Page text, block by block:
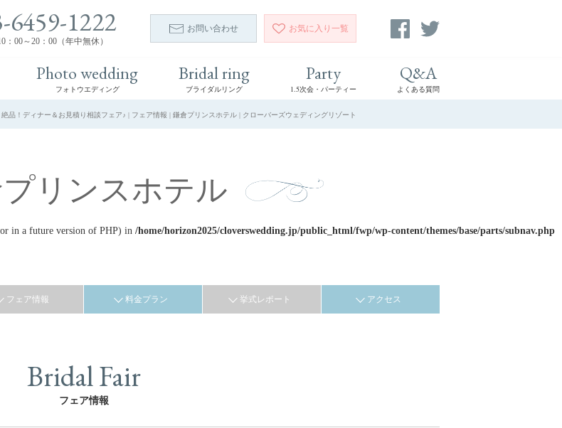
6459-1222
00～20：00（年中無休）
お問い合わせ お気に入り 一覧
Photo wedding
フォトウエディング
Bridal ring
ブライダルリング
Party
1.5次会・パーティー
Q&A
よくある質問
絶品！ディナー＆お見積り相談フェア♪ | フェア情報 | 鎌倉プリンスホテル | クローバーズウェディングリゾート
リンスホテル
in a future version of PHP) in /home/horizon2025/cloverswedding.jp/public_html/fwp/wp-content/themes/base/parts/subnav.php
フェア情報 料金プラン 挙式レポート アクセス
Bridal Fair
フェア情報